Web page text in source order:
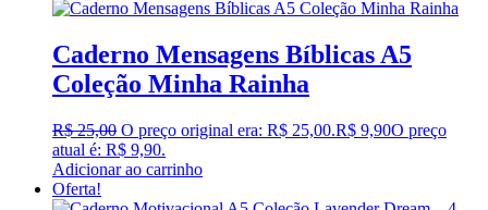
Caderno Mensagens Bíblicas A5
Coleção Minha Rainha
R$25,00 O preço original era: R$ 25,00.R$ 9,90O preço
atual é: R$ 9,90.
Adicionar ao carrinho
Oferta!